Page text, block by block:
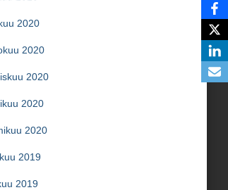
2020
2020
2020
2020
2020
2019
2019